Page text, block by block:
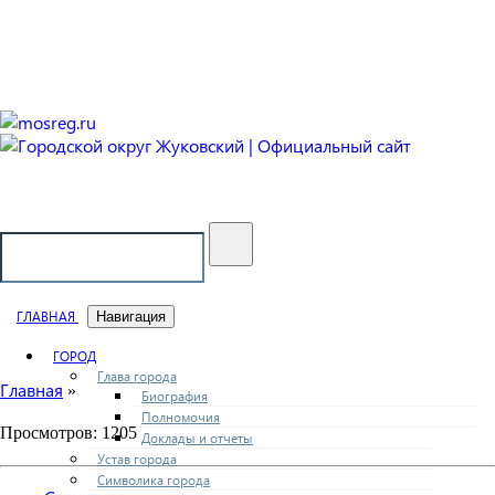
ГЛАВНАЯ Навигация
ГОРОД
Глава города
Биография
Полномочия
Доклады и отчеты
Устав города
Символика города
Главная »
Просмотров: 1205